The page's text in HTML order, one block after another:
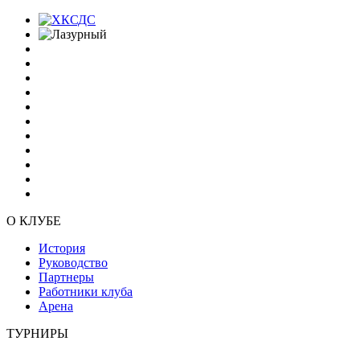
О КЛУБЕ
История
Руководство
Партнеры
Работники клуба
Арена
ТУРНИРЫ